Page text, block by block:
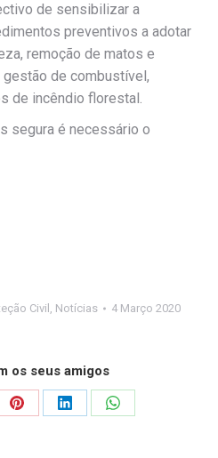
de sensibilizar a
preventivos a adotar
remoção de matos e
de combustível,
de incêndio florestal.
segura é necessário o
Civil , Notícias 4 Março 2020
os seus amigos
Share
Share
Share